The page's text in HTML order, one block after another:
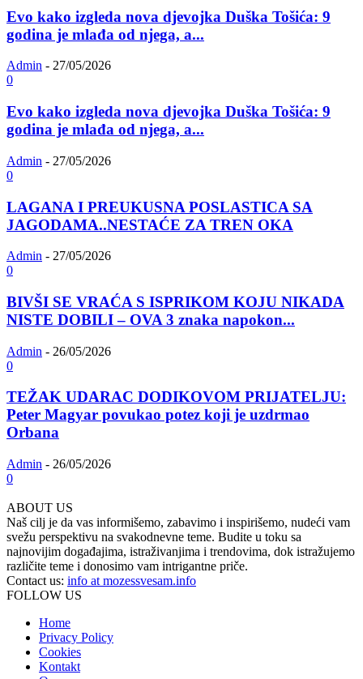
Evo kako izgleda nova djevojka Duška Tošića: 9
godina je mlađa od njega, a...
Admin - 27/05/2026
0
Evo kako izgleda nova djevojka Duška Tošića: 9
godina je mlađa od njega, a...
Admin - 27/05/2026
0
LAGANA I PREUKUSNA POSLASTICA SA
JAGODAMA..NESTAĆE ZA TREN OKA
Admin - 27/05/2026
0
BIVŠI SE VRAĆA S ISPRIKOM KOJU NIKADA
NISTE DOBILI – OVA 3 znaka napokon...
Admin - 26/05/2026
0
TEŽAK UDARAC DODIKOVOM PRIJATELJU:
Peter Magyar povukao potez koji je uzdrmao
Orbana
Admin - 26/05/2026
0
ABOUT US
Naš cilj je da vas informišemo, zabavimo i inspirišemo, nudeći vam
svežu perspektivu na svakodnevne teme. Budite u toku sa
najnovijim događajima, istraživanjima i trendovima, dok istražujemo
različite teme i donosimo vam intrigantne priče.
Contact us: info at mozessvesam.info
FOLLOW US
Home
Privacy Policy
Cookies
Kontakt